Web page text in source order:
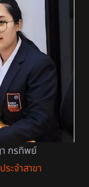
กรทิพย์
ระจำสาขา